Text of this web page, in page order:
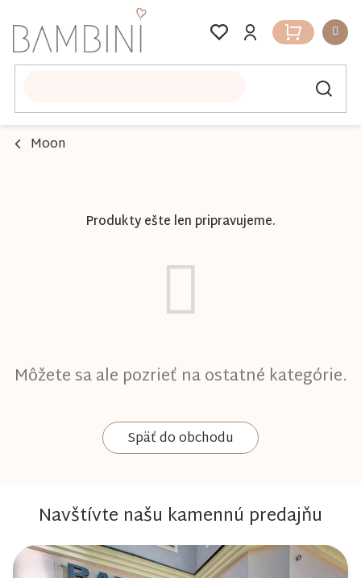
na
obsah
Nákupný
košík
Moon
Produkty ešte len pripravujeme.
Môžete sa ale pozrieť na ostatné kategórie.
Späť do obchodu
Navštívte našu kamennú predajňu